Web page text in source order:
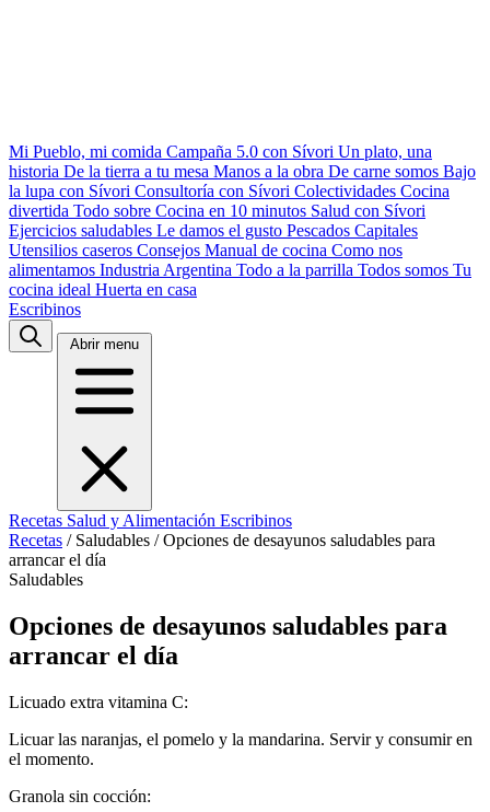
Mi Pueblo, mi comida Campaña 5.0 con Sívori Un plato, una
historia De la tierra a tu mesa Manos a la obra De carne somos Bajo
la lupa con Sívori Consultoría con Sívori Colectividades Cocina
divertida Todo sobre Cocina en 10 minutos Salud con Sívori
Ejercicios saludables Le damos el gusto Pescados Capitales
Utensilios caseros Consejos Manual de cocina Como nos
alimentamos Industria Argentina Todo a la parrilla Todos somos Tu
cocina ideal Huerta en casa
Escribinos
Abrir menu
Recetas Salud y Alimentación Escribinos
Recetas / Saludables / Opciones de desayunos saludables para
arrancar el día
Saludables
Opciones de desayunos saludables para
arrancar el día
Licuado extra vitamina C:
Licuar las naranjas, el pomelo y la mandarina. Servir y consumir en
el momento.
Granola sin cocción: